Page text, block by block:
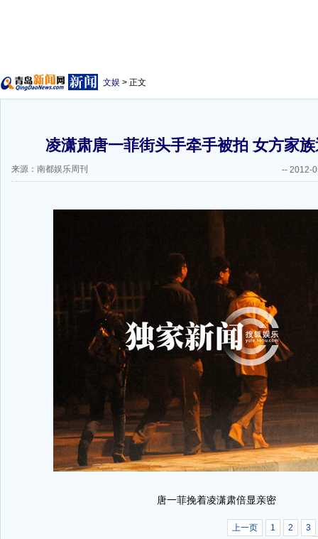
文娱 > 正文
凌潇肃唐一菲街头手牵手被拍 女方家
来源：南都娱乐周刊 -- 2012-
唐一菲挽着凌潇肃倍显亲密
上一页 1 2
3